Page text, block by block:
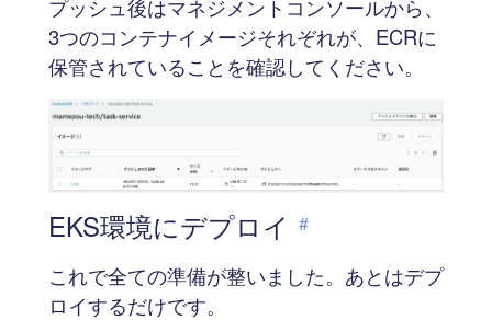
プッシュ後はマネジメントコンソールから、
3つのコンテナイメージそれぞれが、ECRに
保管されていることを確認してください。
EKS環境にデプロイ #
これで全ての準備が整いました。あとはデプ
ロイするだけです。